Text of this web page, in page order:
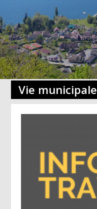
Vie municipale